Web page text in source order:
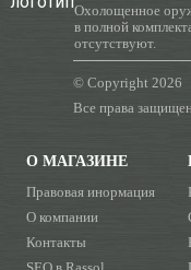
Охолощенное
в полной
отсутствуют.
© Copyright 2026
Все права
О МАГАЗИНЕ
Правовая инормация
О компании
Контакты